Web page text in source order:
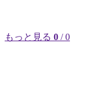
もっと見る 0 / 0